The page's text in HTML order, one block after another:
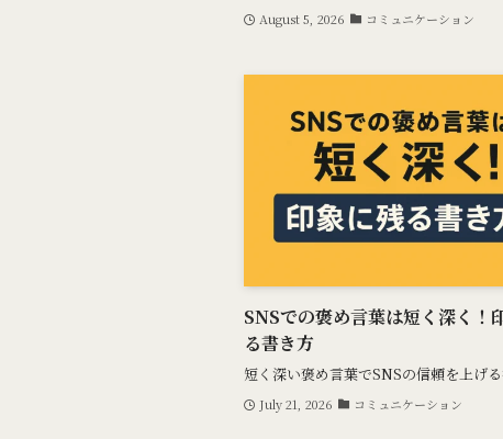
August 5, 2026 コミュニケーション
SNSでの褒め言葉は短く深く！
る書き方
短く深い褒め言葉でSNSの信頼を上げ
July 21, 2026 コミュニケーション